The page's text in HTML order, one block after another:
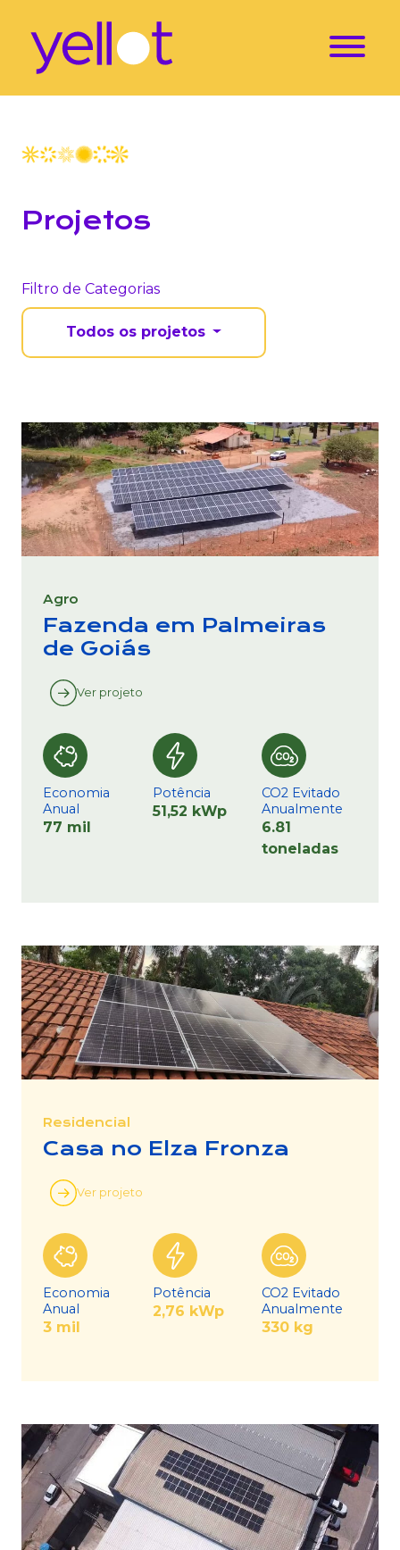
Projetos
Filtro de Categorias
Todos os projetos
Agro
Fazenda em Palmeiras
de Goiás
Ver projeto
Economia
Anual
77 mil
Potência
51,52 kWp
CO2 Evitado
Anualmente
6.81
toneladas
Residencial
Casa no Elza Fronza
Ver projeto
Economia
Anual
3 mil
Potência
2,76 kWp
CO2 Evitado
Anualmente
330 kg